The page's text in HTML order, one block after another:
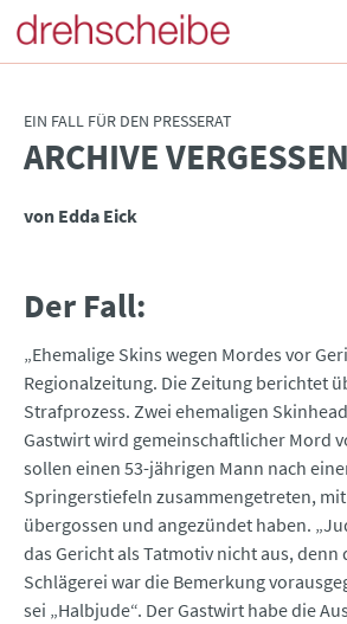
EIN FALL FÜR DEN PRESSERAT
ARCHIVE
von Edda Eick
Der Fall:
„Ehemalige Skins wegen Mordes vor
Regionalzeitung. Die Zeitung berichtet
Strafprozess. Zwei ehemaligen
Gastwirt wird gemeinschaftlicher Mord
sollen einen 53-jährigen Mann nach
Springerstiefeln zusammengetreten,
übergossen und angezündet haben.
das Gericht als Tatmotiv nicht aus,
Schlägerei war die Bemerkung
sei „Halbjude“. Der Gastwirt habe die